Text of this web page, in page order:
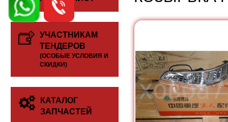
УЧАСТНИКАМ
ТЕНДЕРОВ
(ОСОБЫЕ УСЛОВИЯ И
СКИДКИ)
КАТАЛОГ
ЗАПЧАСТЕЙ